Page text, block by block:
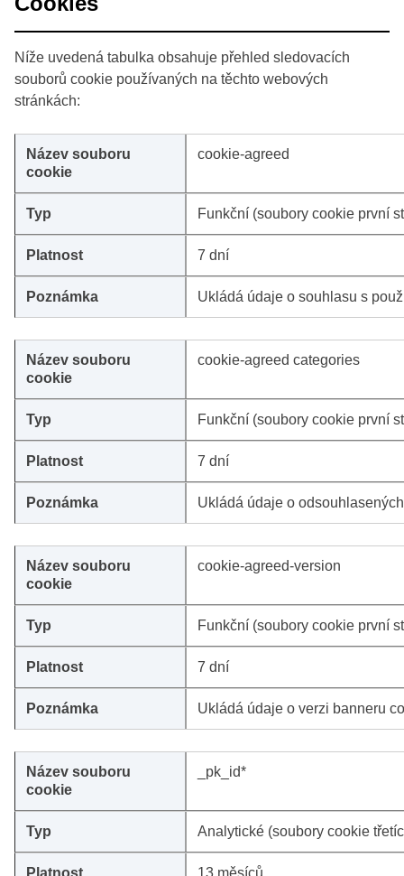
Níže uvedená tabulka obsahuje přehled sledovacích
souborů cookie používaných na těchto webových
stránkách:
cookie-agreed
Funkční (soubory cookie první
7 dní
Ukládá údaje o souhlasu s
cookie-agreed categories
Funkční (soubory cookie první
7 dní
Ukládá údaje o
cookie-agreed-version
Funkční (soubory cookie první
7 dní
Ukládá údaje o verzi banneru
_pk_id*
Analytické (soubory cookie
13 měsíců